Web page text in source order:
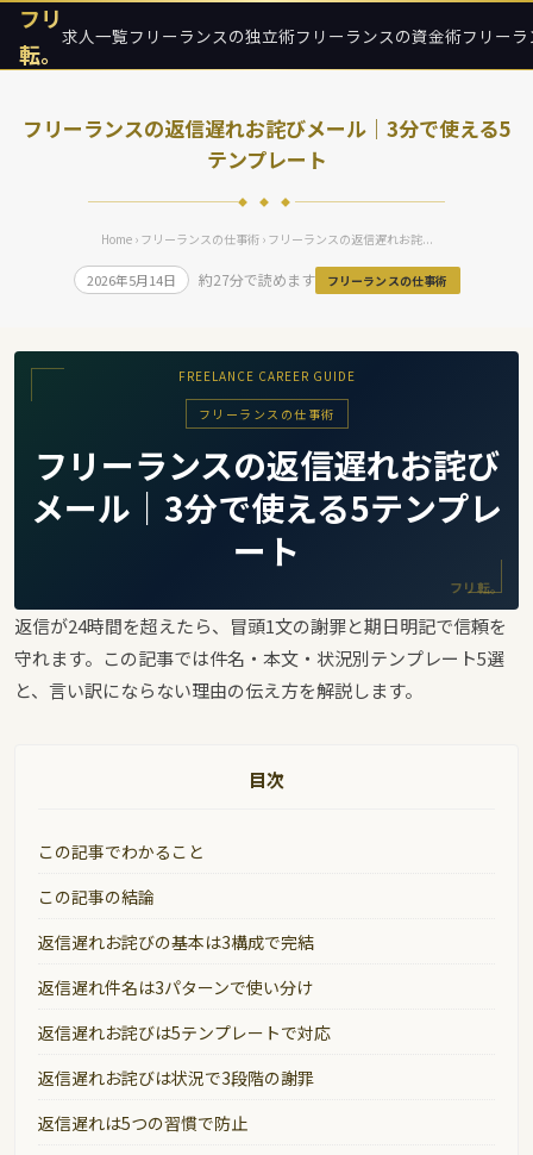
フリ
転。
求人一覧フリーランスの独立術フリーランスの資金術フリー
フリーランスの返信遅れお詫びメール｜3分で使える5
テンプレート
◆ ◆ ◆
Home› フリーランスの仕事術› フリーランスの返信遅れお詫...
2026年5月14日 約27分で読めます フリーランスの仕事術
FREELANCE CAREER GUIDE
フリーランスの仕事術
フリーランスの返信遅れお詫び
メール｜3分で使える5テンプレ
ート
フリ転。
返信が24時間を超えたら、冒頭1文の謝罪と期日明記で信頼を
守れます。この記事では件名・本文・状況別テンプレート5選
と、言い訳にならない理由の伝え方を解説します。
目次
この記事でわかること
この記事の結論
返信遅れお詫びの基本は3構成で完結
返信遅れ件名は3パターンで使い分け
返信遅れお詫びは5テンプレートで対応
返信遅れお詫びは状況で3段階の謝罪
返信遅れは5つの習慣で防止